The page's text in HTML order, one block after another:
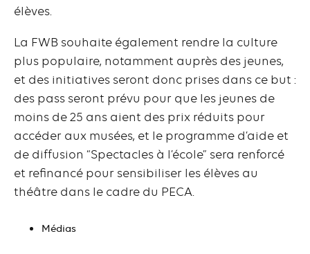
élèves.
La FWB souhaite également rendre la culture
plus populaire, notamment auprès des jeunes,
et des initiatives seront donc prises dans ce but :
des pass seront prévu pour que les jeunes de
moins de 25 ans aient des prix réduits pour
accéder aux musées, et le programme d’aide et
de diffusion “Spectacles à l’école” sera renforcé
et refinancé pour sensibiliser les élèves au
théâtre dans le cadre du PECA.
Médias